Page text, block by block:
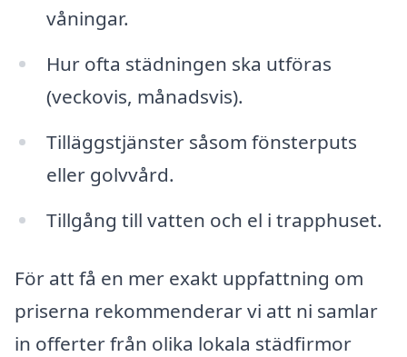
våningar.
Hur ofta städningen ska utföras
(veckovis, månadsvis).
Tilläggstjänster såsom fönsterputs
eller golvvård.
Tillgång till vatten och el i trapphuset.
För att få en mer exakt uppfattning om
priserna rekommenderar vi att ni samlar
in offerter från olika lokala städfirmor